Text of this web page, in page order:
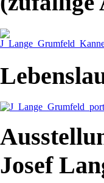
Josef